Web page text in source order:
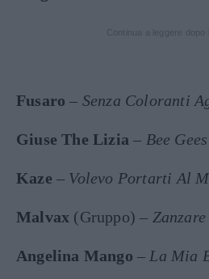
Fusaro – Senza Coloranti
Giuse The Lizia – Bee Gees
Kaze – Volevo Portarti Al
Malvax (Gruppo) – Zanzare
Angelina Mango – La Mia